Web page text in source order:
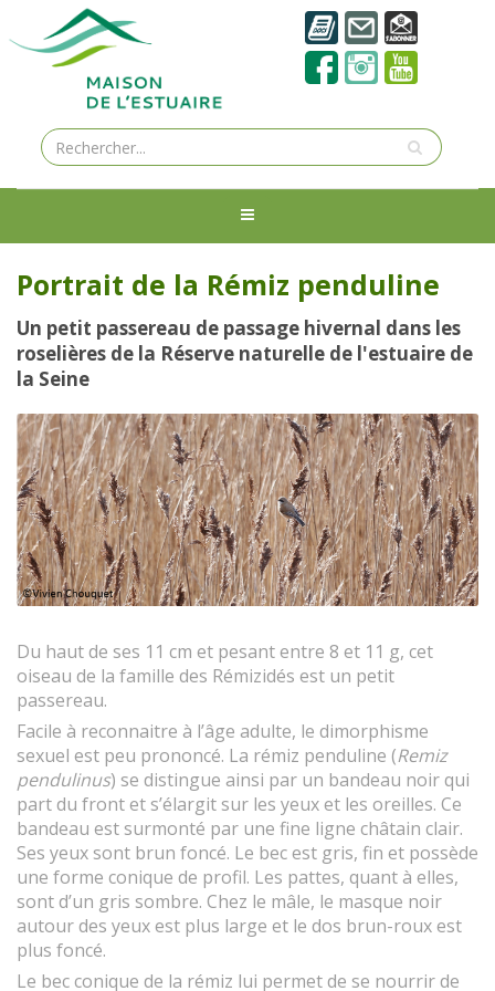
Portrait de la Rémiz penduline
Un petit passereau de passage hivernal dans les
roselières de la Réserve naturelle de l'estuaire de
la Seine
Du haut de ses 11 cm et pesant entre 8 et 11 g, cet
oiseau de la famille des Rémizidés est un petit
passereau.
Facile à reconnaitre à l’âge adulte, le dimorphisme
sexuel est peu prononcé. La rémiz penduline (Remiz
pendulinus) se distingue ainsi par un bandeau noir qui
part du front et s’élargit sur les yeux et les oreilles. Ce
bandeau est surmonté par une fine ligne châtain clair.
Ses yeux sont brun foncé. Le bec est gris, fin et possède
une forme conique de profil. Les pattes, quant à elles,
sont d’un gris sombre. Chez le mâle, le masque noir
autour des yeux est plus large et le dos brun-roux est
plus foncé.
Le bec conique de la rémiz lui permet de se nourrir de